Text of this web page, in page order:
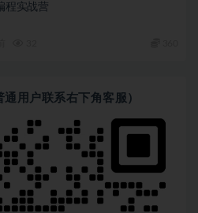
程实战营
用户联系右下角客服）